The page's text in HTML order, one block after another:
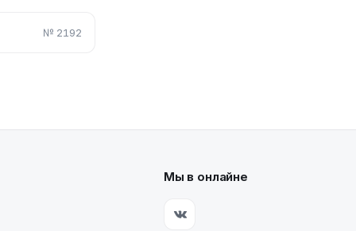
№ 2192
Мы в онлайне